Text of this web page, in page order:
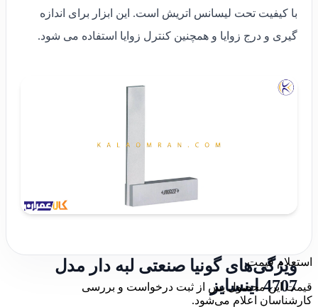
با کیفیت تحت لیسانس اتریش است. این ابزار برای اندازه
گیری و درج زوایا و همچنین کنترل زوایا استفاده می شود.
ویژگی‌های گونیا صنعتی لبه دار مدل
4707 اینسایز
استعلام قیمت
قیمت این محصول پس از ثبت درخواست و بررسی
کارشناسان اعلام می‌شود.